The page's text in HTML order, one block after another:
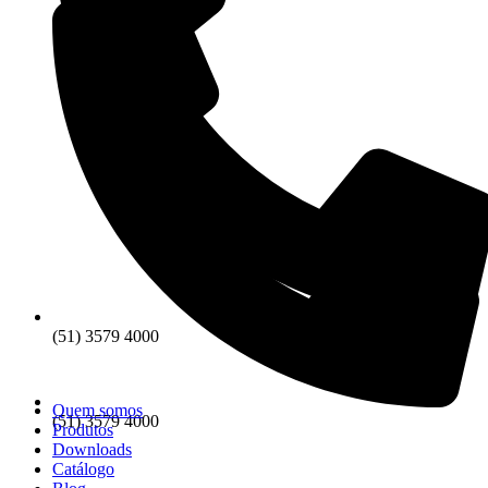
(51) 3579 4000
(51) 3579 4000
Quem somos
Produtos
Downloads
Catálogo